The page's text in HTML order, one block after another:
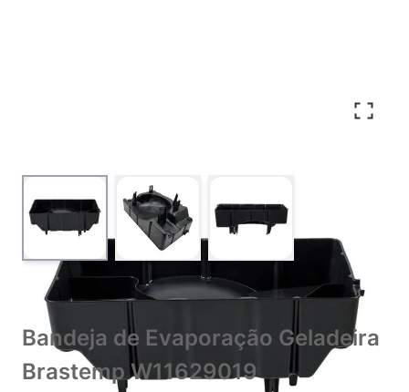
View larger image
Bandeja de Evaporação Geladeira
Brastemp W11629019